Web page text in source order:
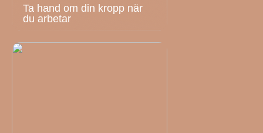
Ta hand om din kropp när
du arbetar